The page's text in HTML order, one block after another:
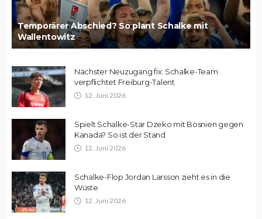
Temporärer Abschied? So plant Schalke mit
Wallentowitz
Nächster Neuzugang fix: Schalke-Team
verpflichtet Freiburg-Talent
12. Juni 2026
Spielt Schalke-Star Dzeko mit Bosnien gegen
Kanada? So ist der Stand
12. Juni 2026
Schalke-Flop Jordan Larsson zieht es in die
Wüste
12. Juni 2026